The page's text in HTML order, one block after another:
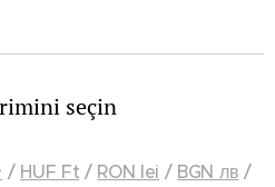
seçin
/ HUF Ft / RON lei / BGN лв /